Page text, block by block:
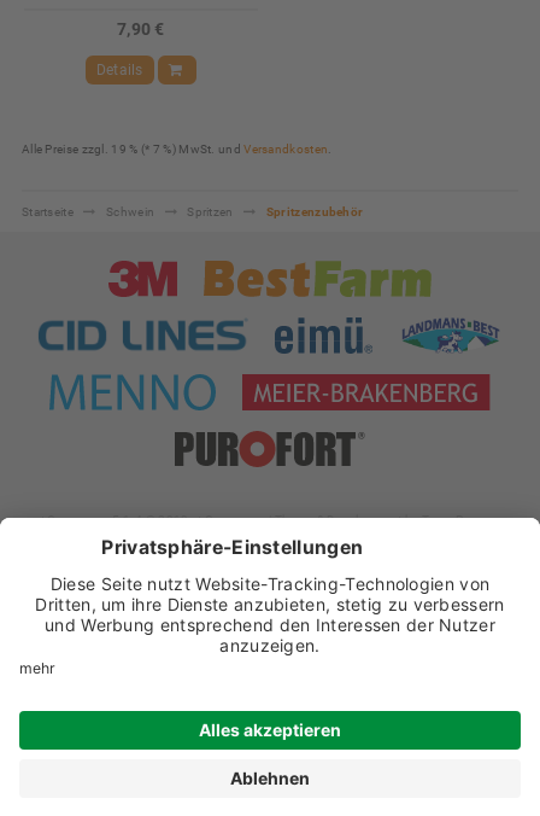
7,90 €
Details
Alle Preise zzgl. 19 % (* 7 %) MwSt. undVersandkosten
Startseite Schwein Spritzen Spritzenzubehör
xt:Commerce 5.1.4 © 2019 xt:Commerce| Theme & Development byTeam Progress
Impressum
Datenschutz
Widerrufsbelehrung
Batteriehinweis